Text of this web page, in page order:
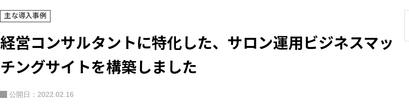
主な導入事例
経営コンサルタントに特化した、サロン運用ビジネスマッ
チングサイトを構築しました
公開日：2022.02.16
a